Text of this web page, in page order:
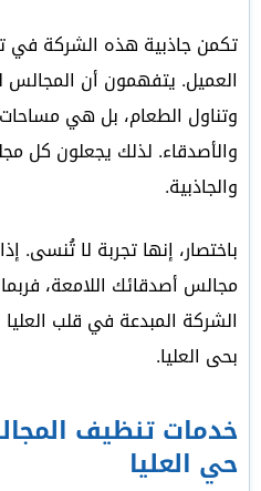
تكمن جاذبية هذه الشركة في
العميل. يتفهمون أن
وتناول الطعام، بل هي
والأصدقاء. لذلك يجعلون كل
والجاذبية.
باختصار، إنها تجربة لا تُنسى.
مجالس أصدقائك اللامعة،
الشركة المبدعة في قلب
بحى العليا.
خدمات تنظيف
حي العليا